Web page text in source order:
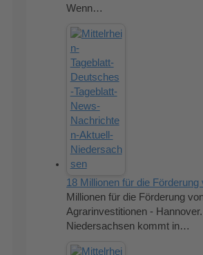
Wenn…
18 Millionen für die
Millionen für die Förderung
Agrarinvestitionen - Hannover.
Niedersachsen kommt in…